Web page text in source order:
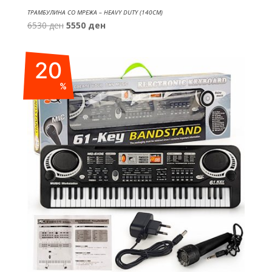
ТРАМБУЛИНА СО МРЕЖА – HEAVY DUTY (140СМ)
6530ден Original
was:
6530 ден.
5550 денCurrent
5550 ден.
20
%